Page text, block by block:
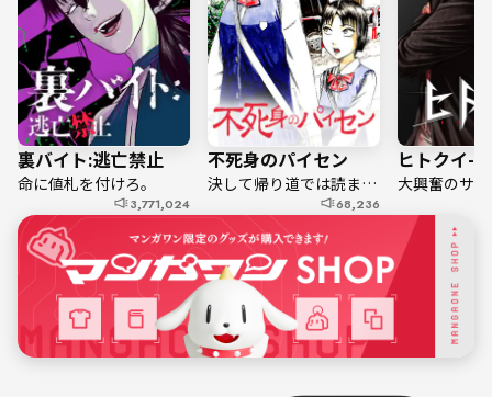
裏バイト:逃亡禁止
命に値札を付けろ。
3,771,024
不死身のパイセン
決して帰り道では読まないでください――
68,236
ヒトクイ-